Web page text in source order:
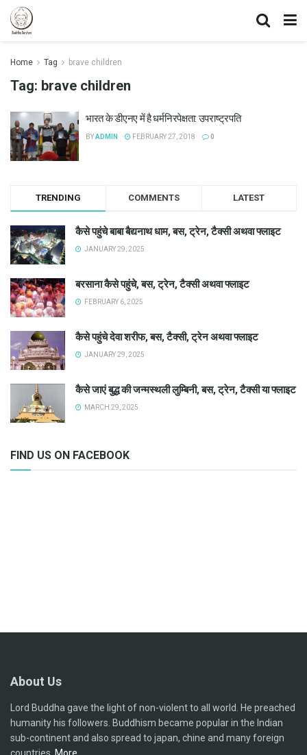
Home Tag brave children
Tag: brave children
भारत के डीएनए में है धर्मनिरपेक्षता: उपराष्ट्रपति
BYADMIN FEBRUARY 27, 2018 0
TRENDING COMMENTS LATEST
कैसे पहुंचे बाबा बैद्यनाथ धाम, बस, ट्रेन, टैक्सी अथवा फ्लाइट
JANUARY 29, 2025
बरसाना कैसे पहुंचे, बस, ट्रेन, टैक्सी अथवा फ्लाइट
FEBRUARY 6, 2025
कैसे पहुंचे देवा शरीफ, बस, टैक्सी, ट्रेन अथवा फ्लाइट
JANUARY 29, 2025
कैसे जाएं बुद्ध की जन्मस्थली लुम्बिनी, बस, ट्रेन, टैक्सी या फ्लाइट
MARCH 29, 2025
FIND US ON FACEBOOK
About Us
Lord Buddha gave the light of non-violent to all world. He preached
humanity his followers. Buddhism became popular in the Indian
sub-continent and also spread to japan, chine and many foreign